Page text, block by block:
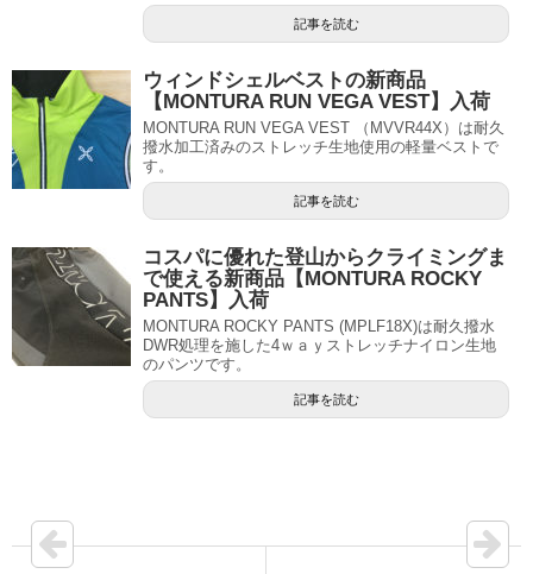
記事を読む
ウィンドシェルベストの新商品
【MONTURA RUN VEGA VEST】入荷
MONTURA RUN VEGA VEST （MVVR44X）は耐久
撥水加工済みのストレッチ生地使用の軽量ベストで
す。
記事を読む
コスパに優れた登山からクライミングま
で使える新商品【MONTURA ROCKY
PANTS】入荷
MONTURA ROCKY PANTS (MPLF18X)は耐久撥水
DWR処理を施した4ｗａｙストレッチナイロン生地
のパンツです。
記事を読む